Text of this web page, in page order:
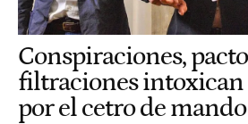
Conspiraciones,
filtraciones intoxican
por el cetro de